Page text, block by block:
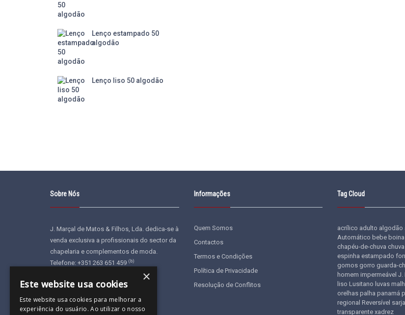
Lenço estampado 50
algodão
Lenço liso 50 algodão
Sobre Nós
J. Marçal de Matos & Filhos, Lda. dedica-se à
venda exclusiva a profissionais do sector da
chapelaria e complementos de moda.
Telefone: +351 263 651 459 (b)
Informações
Quem Somos
Contactos
Termos e Condições
Política de Privacidade
Resolução de Conflitos
Tag Cloud
acrílico adulto algodão
Automático bebe boina
chapéu-de-chuva chuva
espinha estampado
gomos gorro guarda-
homem impermeável J.
liso Lusitano luvas
orelhas palha panamá
regional Reversível
transparente xadrez
×
Este website usa cookies
Este website usa cookies para melhorar a
experiência do usuário. Ao utilizar o nosso